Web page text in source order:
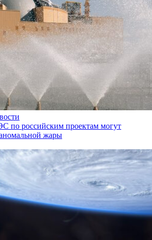
по российским проектам могут
жары